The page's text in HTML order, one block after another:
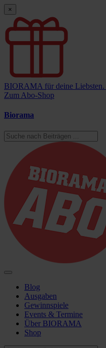
×
BIORAMA für deine Liebsten.
Zum Abo-Shop
Biorama
Blog
Ausgaben
Gewinnspiele
Events & Termine
Über BIORAMA
Shop